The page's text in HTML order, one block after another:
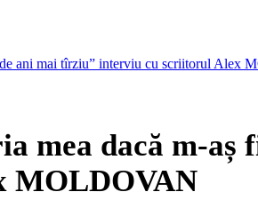
ani mai tîrziu” interviu cu scriitorul Alex
mea dacă m-aș
MOLDOVAN